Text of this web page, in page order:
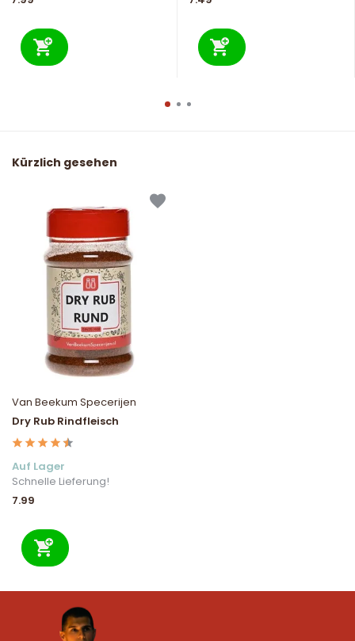
Kürzlich gesehen
Van Beekum Specerijen
Dry Rub Rindfleisch
Auf Lager
Schnelle Lieferung!
7.99